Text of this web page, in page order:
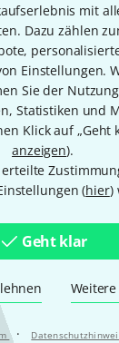
mit
Dazu zählen
Einstellungen.
Sie der
Statistiken und
Klick auf „Geht
anzeigen).
(hier)
Geht klar
Weitere
·
* Pflichtfeld
und sicher per
Pay,
Kreditkarte.
Garantie